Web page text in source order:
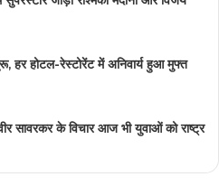
हर होटल-रेस्टोरेंट में अनिवार्य हुआ मुफ्त
सावरकर के विचार आज भी युवाओं को राष्ट्र